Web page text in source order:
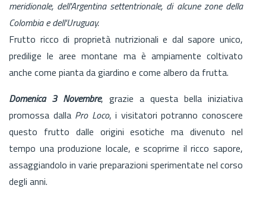
meridionale, dell'Argentina settentrionale, di alcune zone della
Colombia e dell'Uruguay.
Frutto ricco di proprietà nutrizionali e dal sapore unico,
predilige le aree montane ma è ampiamente coltivato
anche come pianta da giardino e come albero da frutta.
Domenica 3 Novembre, grazie a questa bella iniziativa
promossa dalla Pro Loco, i visitatori potranno conoscere
questo frutto dalle origini esotiche ma divenuto nel
tempo una produzione locale, e scoprirne il ricco sapore,
assaggiandolo in varie preparazioni sperimentate nel corso
degli anni.